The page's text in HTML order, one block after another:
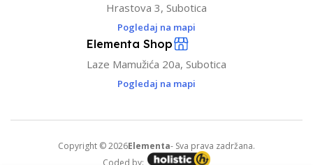
Hrastova 3, Subotica
Pogledaj na mapi
Elementa Shop
Laze Mamužića 20a, Subotica
Pogledaj na mapi
Copyright © 2026Elementa- Sva prava zadržana.
Coded by: